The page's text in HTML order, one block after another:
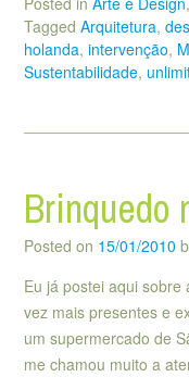
Tagged Arquitetura,
holanda, intervenção,
Sustentabilidade,
Brinquedo
Posted on 15/01/2010
Eu já postei aqui
vez mais presentes e
um supermercado de
me chamou muito a